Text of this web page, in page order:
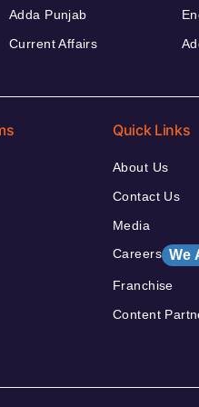
Adda Punjab
Current Affairs
Quick Links
About Us
Contact Us
Media
Careers We
Franchise
Content